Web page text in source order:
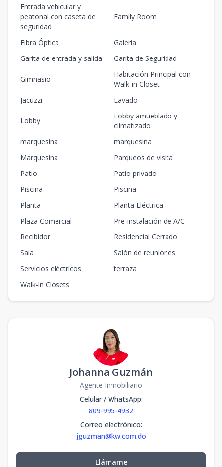
Entrada vehicular y
peatonal con caseta de
seguridad
Family Room
Fibra Óptica
Galería
Garita de entrada y salida
Garita de Seguridad
Gimnasio
Habitación Principal con
Walk-in Closet
Jacuzzi
Lavado
Lobby
Lobby amueblado y
climatizado
marquesina
marquesina
Marquesina
Parqueos de visita
Patio
Patio privado
Piscina
Piscina
Planta
Planta Eléctrica
Plaza Comercial
Pre-instalación de A/C
Recibidor
Residencial Cerrado
Sala
Salón de reuniones
Servicios eléctricos
terraza
Walk-in Closets
Johanna Guzmán
Agente Inmobiliario
Celular / WhatsApp:
809-995-4932
Correo electrónico:
jguzman@kw.com.do
Llámame